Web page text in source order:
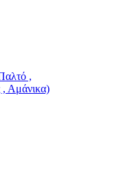
,
, Αμάνικα)